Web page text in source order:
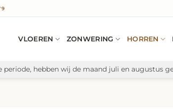
VLOEREN ZONWERING HORREN
periode, hebben wij de maand juli en augustus